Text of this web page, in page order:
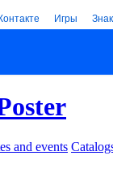
Игры
and events